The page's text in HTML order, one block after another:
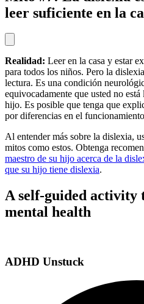
leer suficiente en la
Realidad: Leer en la casa y estar
para todos los niños. Pero la
lectura. Es una condición
equivocadamente que usted no
hijo. Es posible que tenga que
por diferencias en el
Al entender más sobre la dislexia,
mitos como estos. Obtenga
maestro de su hijo acerca de la
que su hijo tiene dislexia.
A self-guided activity
mental health
ADHD Unstuck